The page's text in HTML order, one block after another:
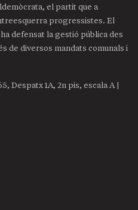
el partit que a
progressistes. El
defensat la gestió pública des
de diversos mandats comunals i
Despatx 1A, 2n pis, escala A |